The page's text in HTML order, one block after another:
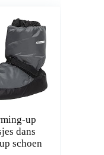
up
dans
schoen